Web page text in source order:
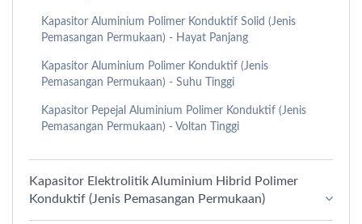
Kapasitor Aluminium Polimer Konduktif Solid (Jenis
Pemasangan Permukaan) - Hayat Panjang
Kapasitor Aluminium Polimer Konduktif (Jenis
Pemasangan Permukaan) - Suhu Tinggi
Kapasitor Pepejal Aluminium Polimer Konduktif (Jenis
Pemasangan Permukaan) - Voltan Tinggi
Kapasitor Elektrolitik Aluminium Hibrid Polimer
Konduktif (Jenis Pemasangan Permukaan)